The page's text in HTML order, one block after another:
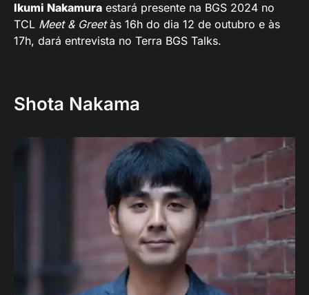
Ikumi Nakamura estará presente na BGS 2024 no
TCL Meet & Greetàs 16h do dia 12 de outubro e às
17h, dará entrevista no Terra BGS Talks.
Shota Nakama